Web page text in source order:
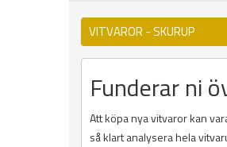
VITVAROR - SKURUP
Funderar ni
Att köpa nya vitvaror kan
så klart analysera hela